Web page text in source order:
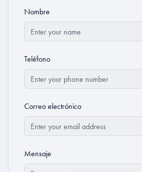
Nombre
Teléfono
Correo electrónico
Mensaje